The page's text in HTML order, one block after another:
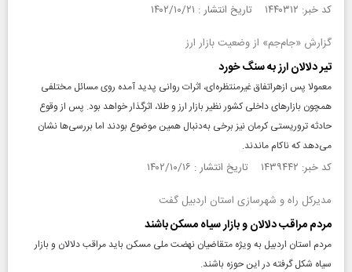
کد خبر: ۱۴۴۰۳۱۲ تاریخ انتشار : ۱۴۰۲/۱۰/۲۱
گزارش «جام‌جم» از وضعیت بازار ارز
تیر دلالان ارز به سنگ خورد
معمولا پس ازهراتفاق غیرمنتظره‌ای، اثرات روانی پدید آمده روی مسائل مختلفی
همچون بازارهای داخلی کشور نظیر بازار ارز و طلا، اثرگذار خواهد بود. پس از وقوع
حادثه تروریستی کرمان نیز برخی به‌دنبال همین موضوع بودند اما بررسی‌ها نشان
می‌دهد که ناکام ماندند.
کد خبر: ۱۴۳۹۴۴۲ تاریخ انتشار : ۱۴۰۲/۱۰/۱۶
مدیرکل راه و شهرسازی استان اردبیل گفت
مردم مراقب دلالان و بازار سیاه مسکن باشند
مردم استان اردبیل به ویژه متقاضیان نهضت ملی مسکن باید مراقب دلالان و بازار
سیاه شکل گرفته در این حوزه باشند.